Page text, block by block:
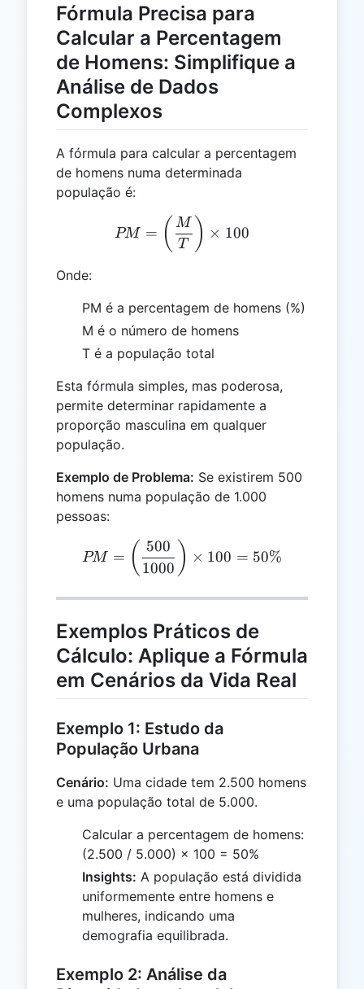
Fórmula Precisa para
Calcular a Percentagem
de Homens: Simplifique a
Análise de Dados
Complexos
A fórmula para calcular a percentagem
de homens numa determinada
população é:
PM =
PM = ( T
M ) × 100
Onde:
PM é a percentagem de homens (%)
M é o número de homens
T é a população total
Esta fórmula simples, mas poderosa,
permite determinar rapidamente a
proporção masculina em qualquer
população.
Exemplo de Problema: Se existirem 500
homens numa população de 1.000
pessoas:
PM =
PM = ( 1000
500 ) × 100 = 50%
Exemplos Práticos de
Cálculo: Aplique a Fórmula
em Cenários da Vida Real
Exemplo 1: Estudo da
População Urbana
Cenário: Uma cidade tem 2.500 homens
e uma população total de 5.000.
Calcular a percentagem de homens:
(2.500 / 5.000) × 100 = 50%
Insights: A população está dividida
uniformemente entre homens e
mulheres, indicando uma
demografia equilibrada.
Exemplo 2: Análise da